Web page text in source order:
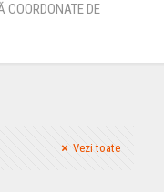
COORDONATE DE
Vezi toate